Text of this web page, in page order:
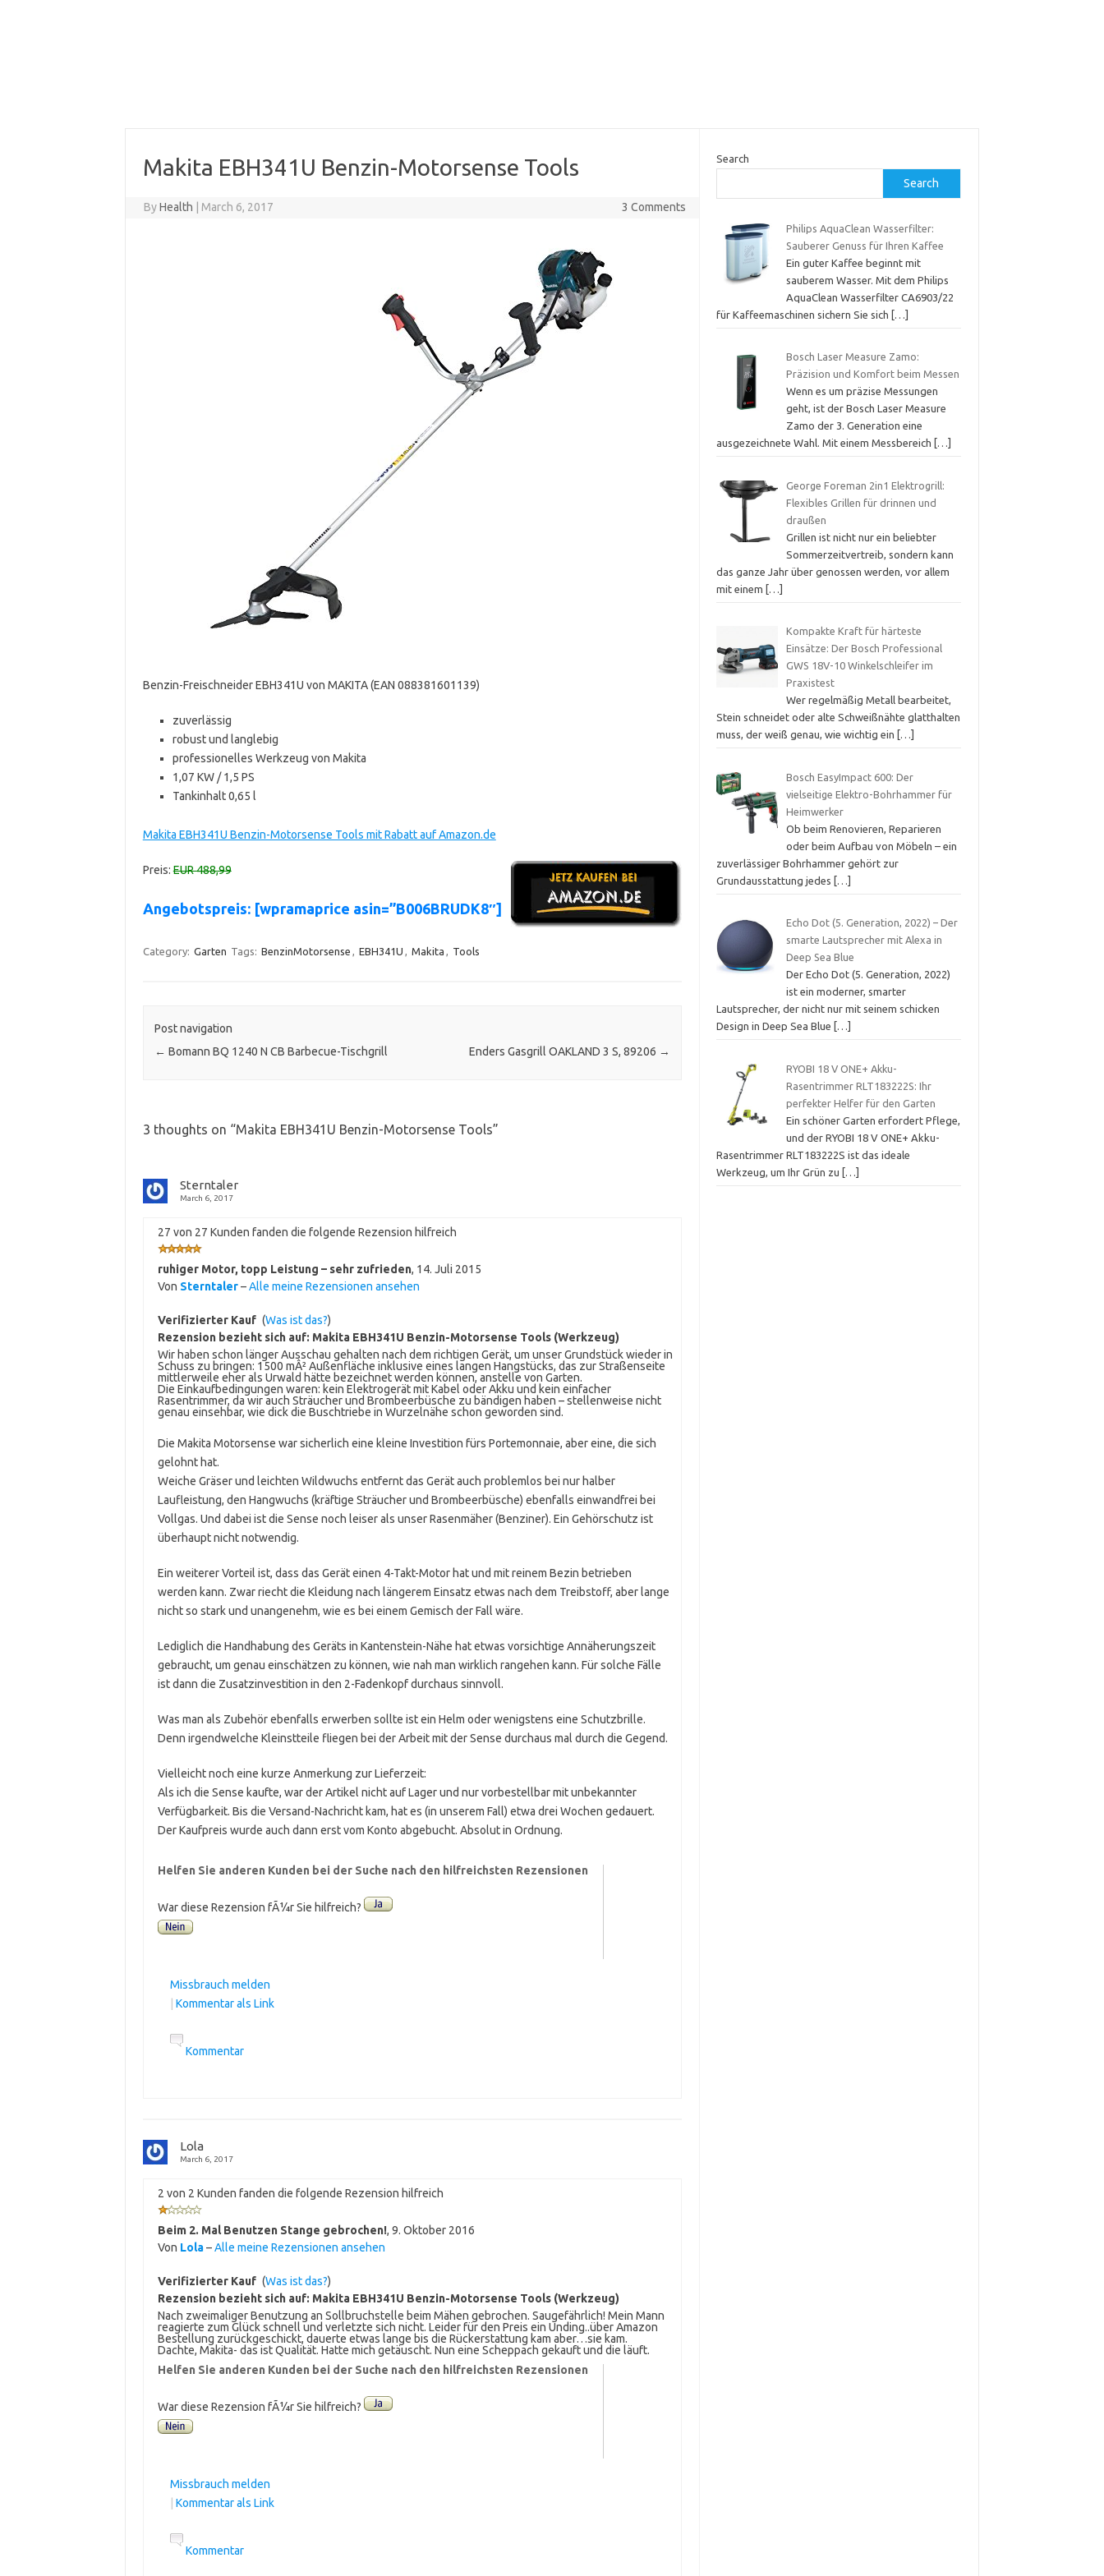
Makita EBH341U Benzin-Motorsense Tools
ByHealth March 6, 2017 3 Comments
Benzin-Freischneider EBH341U von MAKITA (EAN 088381601139)
zuverlässig
robust und langlebig
professionelles Werkzeug von Makita
1,07 KW / 1,5 PS
Tankinhalt 0,65 l
Makita EBH341U Benzin-Motorsense Tools mit Rabatt auf Amazon.de
Preis:EUR 488,99
Angebotspreis: [wpramaprice asin=”B006BRUDK8″]
Category: Garten Tags: BenzinMotorsense , EBH341U , Makita , Tools
Post navigation
← Bomann BQ 1240 N CB Barbecue-Tischgrill Enders Gasgrill OAKLAND 3 S, 89206 →
3 thoughts on “Makita EBH341U Benzin-Motorsense Tools”
Sterntaler
March 6, 2017
27 von 27 Kunden fanden die folgende Rezension hilfreich
ruhiger Motor, topp Leistung – sehr zufrieden, 14. Juli 2015
Von Sterntaler–Alle meine Rezensionen ansehen
Verifizierter Kauf (Was ist das?)
Rezension bezieht sich auf: Makita EBH341U Benzin-Motorsense Tools (Werkzeug)
Wir haben schon länger Ausschau gehalten nach dem richtigen Gerät, um unser Grundstück wieder in
Schuss zu bringen: 1500 mÂ² Außenfläche inklusive eines langen Hangstücks, das zur Straßenseite
mittlerweile eher als Urwald hätte bezeichnet werden können, anstelle von Garten.
Die Einkaufbedingungen waren: kein Elektrogerät mit Kabel oder Akku und kein einfacher
Rasentrimmer, da wir auch Sträucher und Brombeerbüsche zu bändigen haben – stellenweise nicht
genau einsehbar, wie dick die Buschtriebe in Wurzelnähe schon geworden sind.
Die Makita Motorsense war sicherlich eine kleine Investition fürs Portemonnaie, aber eine, die sich
gelohnt hat.
Weiche Gräser und leichten Wildwuchs entfernt das Gerät auch problemlos bei nur halber
Laufleistung, den Hangwuchs (kräftige Sträucher und Brombeerbüsche) ebenfalls einwandfrei bei
Vollgas. Und dabei ist die Sense noch leiser als unser Rasenmäher (Benziner). Ein Gehörschutz ist
überhaupt nicht notwendig.
Ein weiterer Vorteil ist, dass das Gerät einen 4-Takt-Motor hat und mit reinem Bezin betrieben
werden kann. Zwar riecht die Kleidung nach längerem Einsatz etwas nach dem Treibstoff, aber lange
nicht so stark und unangenehm, wie es bei einem Gemisch der Fall wäre.
Lediglich die Handhabung des Geräts in Kantenstein-Nähe hat etwas vorsichtige Annäherungszeit
gebraucht, um genau einschätzen zu können, wie nah man wirklich rangehen kann. Für solche Fälle
ist dann die Zusatzinvestition in den 2-Fadenkopf durchaus sinnvoll.
Was man als Zubehör ebenfalls erwerben sollte ist ein Helm oder wenigstens eine Schutzbrille.
Denn irgendwelche Kleinstteile fliegen bei der Arbeit mit der Sense durchaus mal durch die Gegend.
Vielleicht noch eine kurze Anmerkung zur Lieferzeit:
Als ich die Sense kaufte, war der Artikel nicht auf Lager und nur vorbestellbar mit unbekannter
Verfügbarkeit. Bis die Versand-Nachricht kam, hat es (in unserem Fall) etwa drei Wochen gedauert.
Der Kaufpreis wurde auch dann erst vom Konto abgebucht. Absolut in Ordnung.
Helfen Sie anderen Kunden bei der Suche nach den hilfreichsten Rezensionen
War diese Rezension fÃ¼r Sie hilfreich?
Missbrauch melden
Kommentar als Link
Kommentar
Lola
March 6, 2017
2 von 2 Kunden fanden die folgende Rezension hilfreich
Beim 2. Mal Benutzen Stange gebrochen!, 9. Oktober 2016
Von Lola–Alle meine Rezensionen ansehen
Verifizierter Kauf (Was ist das?)
Rezension bezieht sich auf: Makita EBH341U Benzin-Motorsense Tools (Werkzeug)
Nach zweimaliger Benutzung an Sollbruchstelle beim Mähen gebrochen. Saugefährlich! Mein Mann
reagierte zum Glück schnell und verletzte sich nicht. Leider für den Preis ein Unding..über Amazon
Bestellung zurückgeschickt, dauerte etwas lange bis die Rückerstattung kam aber…sie kam.
Dachte, Makita- das ist Qualität. Hatte mich getäuscht. Nun eine Scheppach gekauft und die läuft.
Helfen Sie anderen Kunden bei der Suche nach den hilfreichsten Rezensionen
War diese Rezension fÃ¼r Sie hilfreich?
Missbrauch melden
Kommentar als Link
Kommentar
Search
Search
Philips AquaClean Wasserfilter:
Sauberer Genuss für Ihren Kaffee
Ein guter Kaffee beginnt mit
sauberem Wasser. Mit dem Philips
AquaClean Wasserfilter CA6903/22
für Kaffeemaschinen sichern Sie sich
[…]
Bosch Laser Measure Zamo:
Präzision und Komfort beim Messen
Wenn es um präzise Messungen
geht, ist der Bosch Laser Measure
Zamo der 3. Generation eine
ausgezeichnete Wahl. Mit einem Messbereich
[…]
George Foreman 2in1 Elektrogrill:
Flexibles Grillen für drinnen und
draußen
Grillen ist nicht nur ein beliebter
Sommerzeitvertreib, sondern kann
das ganze Jahr über genossen werden, vor allem
mit einem
[…]
Kompakte Kraft für härteste
Einsätze: Der Bosch Professional
GWS 18V-10 Winkelschleifer im
Praxistest
Wer regelmäßig Metall bearbeitet,
Stein schneidet oder alte Schweißnähte glatthalten
muss, der weiß genau, wie wichtig ein
[…]
Bosch EasyImpact 600: Der
vielseitige Elektro-Bohrhammer für
Heimwerker
Ob beim Renovieren, Reparieren
oder beim Aufbau von Möbeln – ein
zuverlässiger Bohrhammer gehört zur
Grundausstattung jedes
[…]
Echo Dot (5. Generation, 2022) – Der
smarte Lautsprecher mit Alexa in
Deep Sea Blue
Der Echo Dot (5. Generation, 2022)
ist ein moderner, smarter
Lautsprecher, der nicht nur mit seinem schicken
Design in Deep Sea Blue
[…]
RYOBI 18 V ONE+ Akku-
Rasentrimmer RLT183222S: Ihr
perfekter Helfer für den Garten
Ein schöner Garten erfordert Pflege,
und der RYOBI 18 V ONE+ Akku-
Rasentrimmer RLT183222S ist das ideale
Werkzeug, um Ihr Grün zu
[…]